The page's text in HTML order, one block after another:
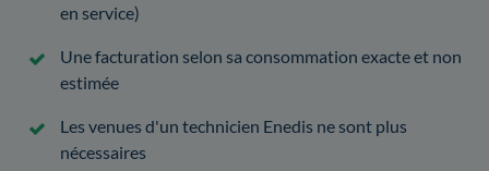
en service)
Une facturation selon sa consommation exacte et non
estimée
Les venues d'un technicien Enedis ne sont plus
nécessaires